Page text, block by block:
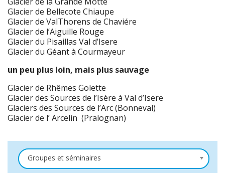
Glacier de Bellecote Chiaupe
Glacier de ValThorens de Chaviére
Glacier de l’Aiguille Rouge
Glacier du Pisaillas Val d’Isere
Glacier du Géant à Courmayeur
un peu plus loin, mais plus sauvage
Glacier de Rhêmes Golette
Glacier des Sources de l’Isère à Val d’Isere
Glaciers des Sources de l’Arc (Bonneval)
Glacier de l’ Arcelin (Pralognan)
Groupes et séminaires